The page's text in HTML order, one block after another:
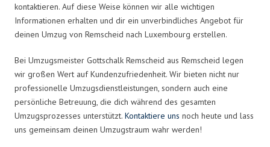
kontaktieren. Auf diese Weise können wir alle wichtigen
Informationen erhalten und dir ein unverbindliches Angebot für
deinen Umzug von Remscheid nach Luxembourg erstellen.
Bei Umzugsmeister Gottschalk Remscheid aus Remscheid legen
wir großen Wert auf Kundenzufriedenheit. Wir bieten nicht nur
professionelle Umzugsdienstleistungen, sondern auch eine
persönliche Betreuung, die dich während des gesamten
Umzugsprozesses unterstützt. Kontaktiere uns noch heute und lass
uns gemeinsam deinen Umzugstraum wahr werden!